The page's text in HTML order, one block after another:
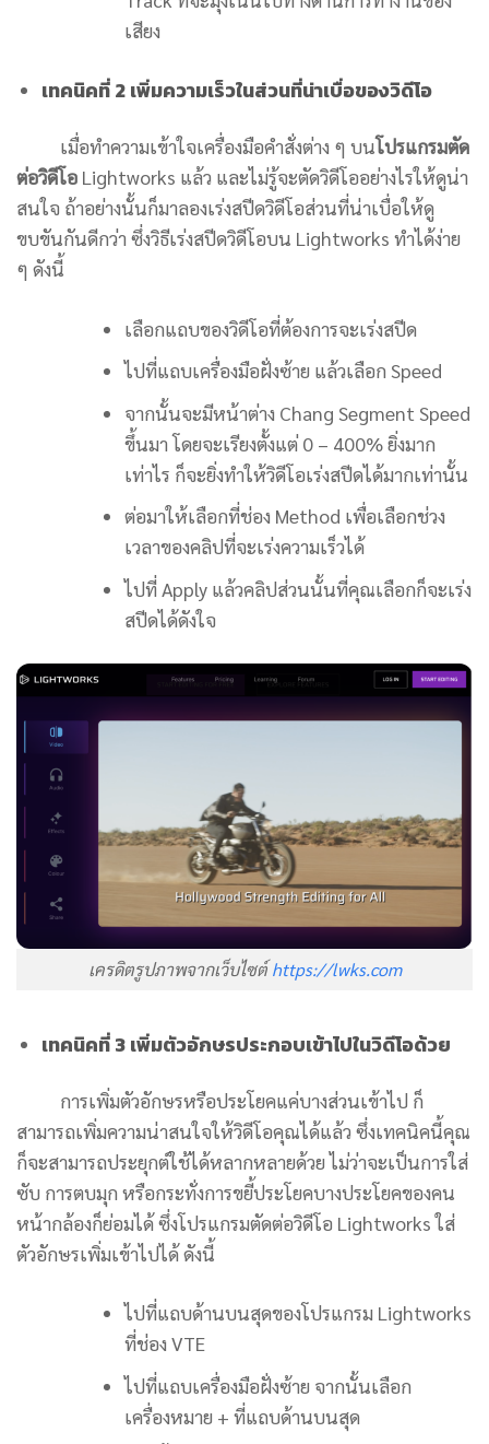
เสียง
เทคนิคที่ 2 เพิ่มความเร็วในส่วนที่น่าเบื่อของวิดีโอ
เมื่อทำความเข้าใจเครื่องมือคำสั่งต่าง ๆ บนโปรแกรมตัด
ต่อวิดีโอ Lightworks แล้ว และไม่รู้จะตัดวิดีโออย่างไรให้ดูน่า
สนใจ ถ้าอย่างนั้นก็มาลองเร่งสปีดวิดีโอส่วนที่น่าเบื่อให้ดู
ขบขันกันดีกว่า ซึ่งวิธีเร่งสปีดวิดีโอบน Lightworks ทำได้ง่าย
ๆ ดังนี้
เลือกแถบของวิดีโอที่ต้องการจะเร่งสปีด
ไปที่แถบเครื่องมือฝั่งซ้าย แล้วเลือก Speed
จากนั้นจะมีหน้าต่าง Chang Segment Speed
ขึ้นมา โดยจะเรียงตั้งแต่ 0 – 400% ยิ่งมาก
เท่าไร ก็จะยิ่งทำให้วิดีโอเร่งสปีดได้มากเท่านั้น
ต่อมาให้เลือกที่ช่อง Method เพื่อเลือกช่วง
เวลาของคลิปที่จะเร่งความเร็วได้
ไปที่ Apply แล้วคลิปส่วนนั้นที่คุณเลือกก็จะเร่ง
สปีดได้ดังใจ
เครดิตรูปภาพจากเว็บไซต์https://lwks.com
เทคนิคที่ 3 เพิ่มตัวอักษรประกอบเข้าไปในวิดีโอด้วย
การเพิ่มตัวอักษรหรือประโยคแค่บางส่วนเข้าไป ก็
สามารถเพิ่มความน่าสนใจให้วิดีโอคุณได้แล้ว ซึ่งเทคนิคนี้คุณ
ก็จะสามารถประยุกต์ใช้ได้หลากหลายด้วย ไม่ว่าจะเป็นการใส่
ซับ การตบมุก หรือกระทั่งการขยี้ประโยคบางประโยคของคน
หน้ากล้องก็ย่อมได้ ซึ่งโปรแกรมตัดต่อวิดีโอ Lightworks ใส่
ตัวอักษรเพิ่มเข้าไปได้ ดังนี้
ไปที่แถบด้านบนสุดของโปรแกรม Lightworks
ที่ช่อง VTE
ไปที่แถบเครื่องมือฝั่งซ้าย จากนั้นเลือก
เครื่องหมาย + ที่แถบด้านบนสุด